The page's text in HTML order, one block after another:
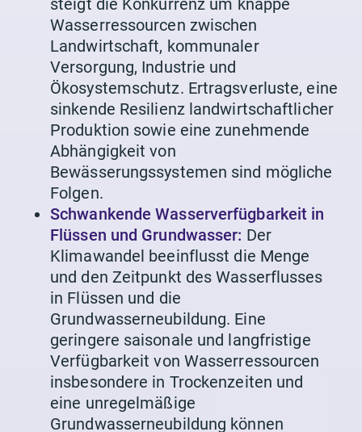
Wasserressourcen zwischen
Landwirtschaft, kommunaler
Versorgung, Industrie und
Ökosystemschutz. Ertragsverluste, eine
sinkende Resilienz landwirtschaftlicher
Produktion sowie eine zunehmende
Abhängigkeit von
Bewässerungssystemen sind mögliche
Folgen.
Schwankende Wasserverfügbarkeit in
Flüssen und Grundwasser: Der
Klimawandel beeinflusst die Menge
und den Zeitpunkt des Wasserflusses
in Flüssen und die
Grundwasserneubildung. Eine
geringere saisonale und langfristige
Verfügbarkeit von Wasserressourcen
insbesondere in Trockenzeiten und
eine unregelmäßige
Grundwasserneubildung können